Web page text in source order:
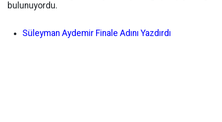
bulunuyordu.
Süleyman Aydemir Finale Adını Yazdırdı